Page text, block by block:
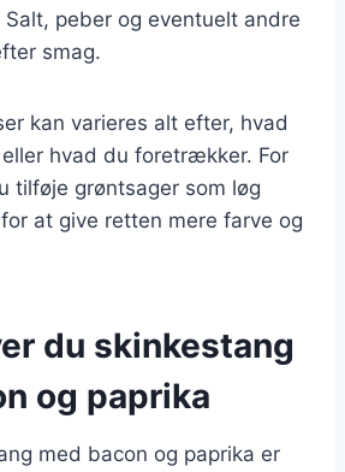
Salt, peber og eventuelt andre
smag.
kan varieres alt efter, hvad
hvad du foretrækker. For
tilføje grøntsager som løg
at give retten mere farve og
du skinkestang
og paprika
med bacon og paprika er